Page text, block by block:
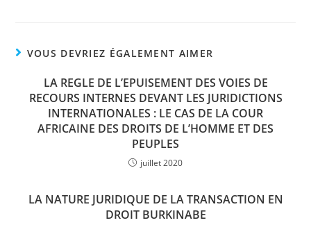
VOUS DEVRIEZ ÉGALEMENT AIMER
LA REGLE DE L’EPUISEMENT DES VOIES DE
RECOURS INTERNES DEVANT LES JURIDICTIONS
INTERNATIONALES : LE CAS DE LA COUR
AFRICAINE DES DROITS DE L’HOMME ET DES
PEUPLES
juillet 2020
LA NATURE JURIDIQUE DE LA TRANSACTION EN
DROIT BURKINABE